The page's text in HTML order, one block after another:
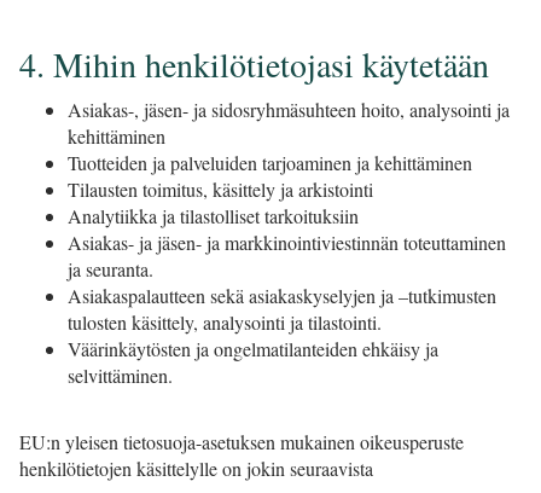
4. Mihin henkilötietojasi käytetään
Asiakas-, jäsen- ja sidosryhmäsuhteen hoito, analysointi ja
kehittäminen
Tuotteiden ja palveluiden tarjoaminen ja kehittäminen
Tilausten toimitus, käsittely ja arkistointi
Analytiikka ja tilastolliset tarkoituksiin
Asiakas- ja jäsen- ja markkinointiviestinnän toteuttaminen
ja seuranta.
Asiakaspalautteen sekä asiakaskyselyjen ja –tutkimusten
tulosten käsittely, analysointi ja tilastointi.
Väärinkäytösten ja ongelmatilanteiden ehkäisy ja
selvittäminen.
EU:n yleisen tietosuoja-asetuksen mukainen oikeusperuste
henkilötietojen käsittelylle on jokin seuraavista